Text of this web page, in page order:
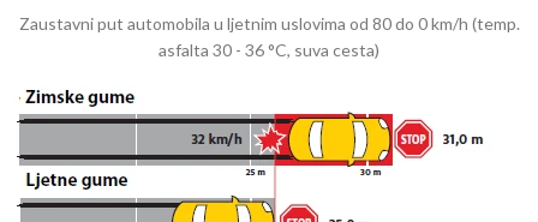
Zaustavni put automobila u ljetnim uslovima od 80 do 0 km/h (temp.
asfalta 30 - 36 °C, suva cesta)